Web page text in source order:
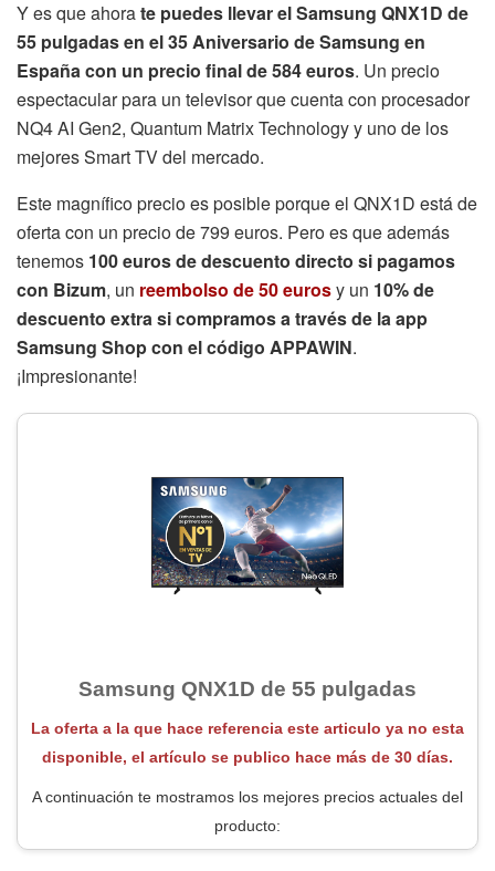
Y es que ahorate puedes llevar el Samsung QNX1D de
55 pulgadas en el 35 Aniversario de Samsung en
España con un precio final de 584 euros. Un precio
espectacular para un televisor que cuenta con procesador
NQ4 AI Gen2, Quantum Matrix Technology y uno de los
mejores Smart TV del mercado.
Este magnífico precio es posible porque el QNX1D está de
oferta con un precio de 799 euros. Pero es que además
tenemos 100 euros de descuento directo si pagamos
con Bizum, un reembolso de 50 eurosy un 10% de
descuento extra si compramos a través de la app
Samsung Shop con el código APPAWIN.
¡Impresionante!
Samsung QNX1D de 55 pulgadas
La oferta a la que hace referencia este articulo ya no esta
disponible, el artículo se publico hace más de 30 días.
A continuación te mostramos los mejores precios actuales del
producto: